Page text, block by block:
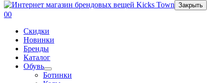
Закрыть
00
Скидки
Новинки
Бренды
Каталог
Обувь
Ботинки